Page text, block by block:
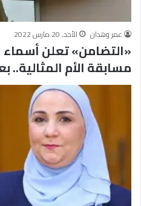
عمر وهدان
الأحد, 20 مارس 2022
«التضامن» تعلن أسماء
مسابقة الأم المثالية..